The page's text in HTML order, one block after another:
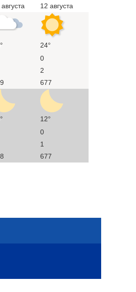
12 августа
24°
0
2
677
12°
0
1
677